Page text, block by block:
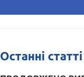
Останні статті